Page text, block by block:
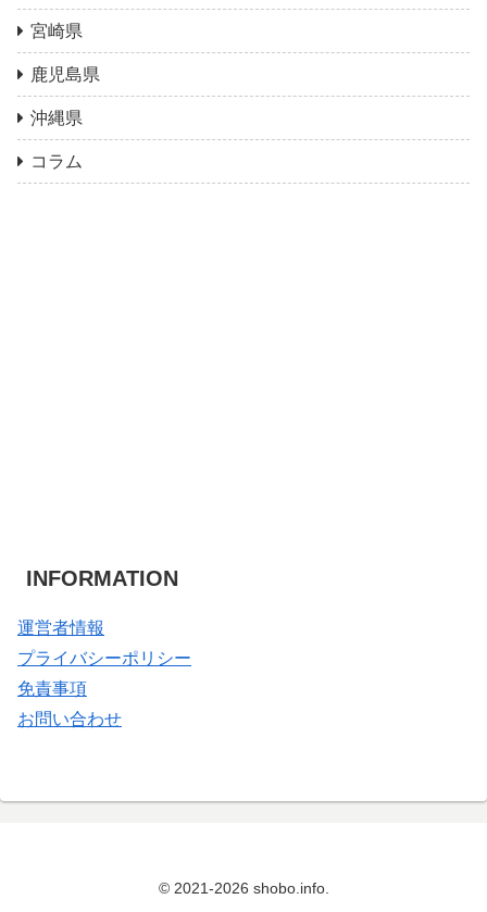
宮崎県
鹿児島県
沖縄県
コラム
INFORMATION
運営者情報
プライバシーポリシー
免責事項
お問い合わせ
© 2021-2026 shobo.info.